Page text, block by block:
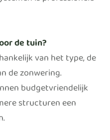
de tuin?
van het type, de
de zonwering.
budgetvriendelijk
structuren een